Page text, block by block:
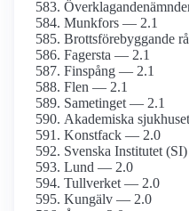
Munkfors — 2.1
Brottsförebyggande
Fagersta — 2.1
Finspång — 2.1
Flen — 2.1
Sametinget — 2.1
Akademiska
Konstfack — 2.0
Svenska Institutet
Lund — 2.0
Tullverket — 2.0
Kungälv — 2.0